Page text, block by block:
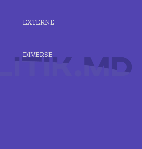
EXTERNE
DIVERSE